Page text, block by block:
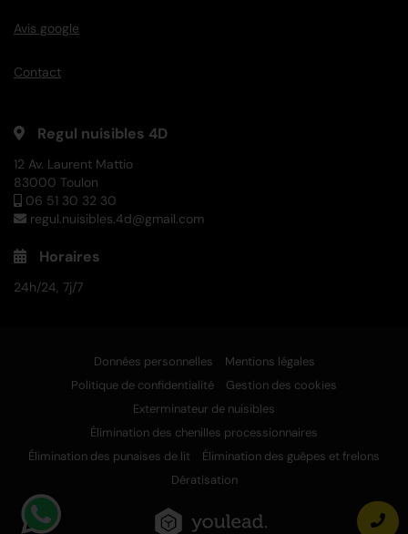
Avis google
Contact
Regul nuisibles 4D
12 Av. Laurent Mattio
83000 Toulon
06 51 30 32 30
regul.nuisibles.4d@gmail.com
Horaires
24h/24, 7j/7
Données personnelles
Mentions légales
Politique de confidentialité
Gestion des cookies
Exterminateur de nuisibles
Élimination des chenilles processionnaires
Élimination des punaises de lit
Élimination des guêpes et frelons
Dératisation